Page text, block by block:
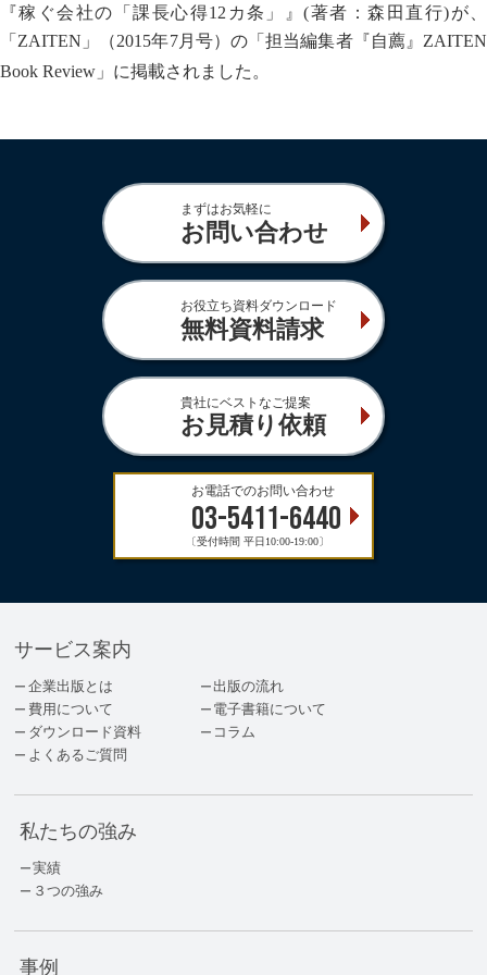
『稼ぐ会社の「課長心得12カ条」』(著者：森田直行)が、
「ZAITEN」（2015年7月号）の「担当編集者『自薦』ZAITEN
Book Review」に掲載されました。
まずはお気軽に
お問い合わせ
お役立ち資料ダウンロード
無料資料請求
貴社にベストなご提案
お見積り依頼
お電話でのお問い合わせ
03-5411-6440
〔受付時間 平日10:00-19:00〕
サービス案内
企業出版とは
出版の流れ
費用について
電子書籍について
ダウンロード資料
コラム
よくあるご質問
私たちの強み
実績
３つの強み
事例